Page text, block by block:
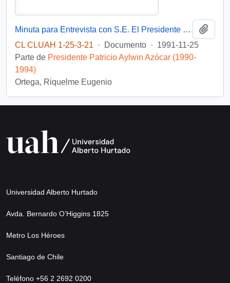
Minuta para Entrevista con S.E. El Presidente de la República Don Patricio Aylwin Azocar
CL CLUAH 1-25-3-21
· Documento · 1991-11-25
Parte de Presidente Patricio Aylwin Azócar (1990-
1994)
Ortega, Riquelme Eugenio
Universidad Alberto Hurtado
Avda. Bernardo O’Higgins 1825
Metro Los Héroes
Santiago de Chile
Teléfono +56 2 2692 0200